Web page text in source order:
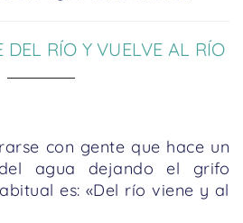
DEL RÍO Y VUELVE AL RÍO
con gente que hace un
agua dejando el grifo
es: «Del río viene y al